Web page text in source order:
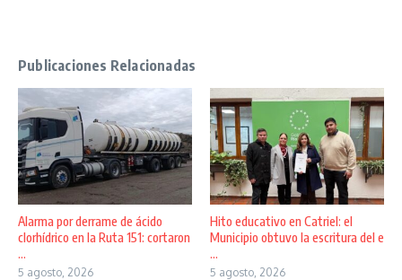
Publicaciones Relacionadas
Alarma por derrame de ácido
clorhídrico en la Ruta 151: cortaron
...
5 agosto, 2026
Hito educativo en Catriel: el
Municipio obtuvo la escritura del e
...
5 agosto, 2026